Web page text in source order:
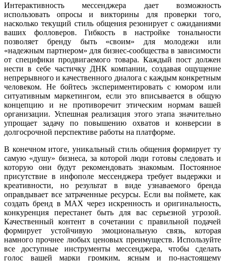
Интерактивность мессенджера дает возможность
использовать опросы и викторины для проверки того,
насколько текущий стиль общения резонирует с ожиданиями
ваших фолловеров. Гибкость в настройке тональности
позволяет бренду быть «своим» для молодежи или
«надежным партнером» для бизнес-сообщества в зависимости
от специфики продвигаемого товара. Каждый пост должен
нести в себе частичку ДНК компании, создавая ощущение
непрерывного и качественного диалога с каждым конкретным
человеком. Не бойтесь экспериментировать с юмором или
ситуативным маркетингом, если это вписывается в общую
концепцию и не противоречит этическим нормам вашей
организации. Успешная реализация этого этапа значительно
упрощает задачу по повышению охватов и конверсии в
долгосрочной перспективе работы на платформе.
В конечном итоге, уникальный стиль общения формирует ту
самую «душу» бизнеса, за которой люди готовы следовать и
которую они будут рекомендовать знакомым. Постоянное
присутствие в инфополе мессенджера требует выдержки и
креативности, но результат в виде узнаваемого бренда
оправдывает все затраченные ресурсы. Если вы поймете, как
создать бренд в MAX через искренность и оригинальность,
конкуренция перестанет быть для вас серьезной угрозой.
Качественный контент в сочетании с правильной подачей
формирует устойчивую эмоциональную связь, которая
намного прочнее любых ценовых преимуществ. Используйте
все доступные инструменты мессенджера, чтобы сделать
голос вашей марки громким, ясным и по-настоящему